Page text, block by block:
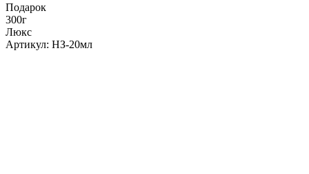
Подарок
300г
Люкс
Артикул: НЗ-20мл